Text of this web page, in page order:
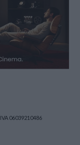
06039210486